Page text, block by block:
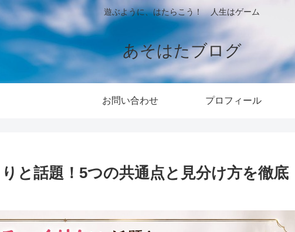
遊ぶように、はたらこう！ 人生はゲーム
あそはたブログ
お問い合わせ プロフィール
と話題！5つの共通点と見分け方を徹底